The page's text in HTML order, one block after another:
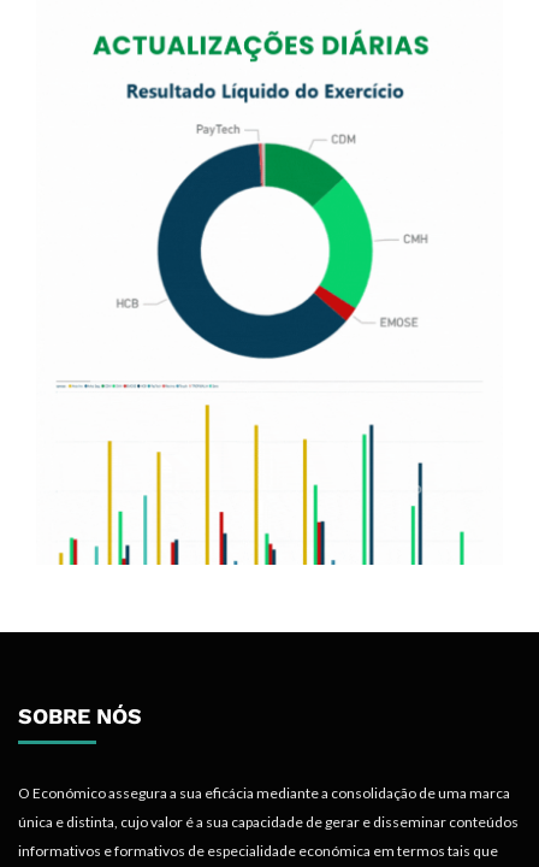
SOBRE NÓS
O Económico assegura a sua eficácia mediante a consolidação de uma marca
única e distinta, cujo valor é a sua capacidade de gerar e disseminar conteúdos
informativos e formativos de especialidade económica em termos tais que